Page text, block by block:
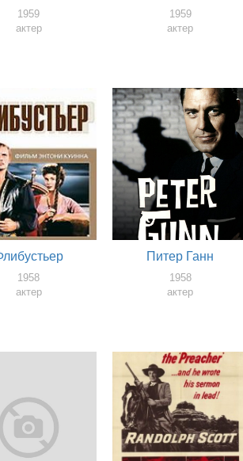
1959
актер
1959
актер
1958
актер
Питер Ганн
1958
актер